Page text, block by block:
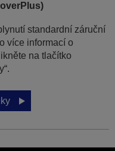
standardní záruční
více informací o
na tlačítko